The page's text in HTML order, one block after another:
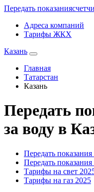
Передать показания
Адреса компаний
Тарифы ЖКХ
Казань
Главная
Татарстан
Казань
Передать
за воду в
Передать
Передать показания
Тарифы на свет
Тарифы на газ 2025